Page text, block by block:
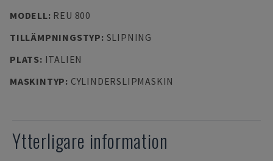
MODELL: REU 800
TILLÄMPNINGSTYP: SLIPNING
PLATS: ITALIEN
MASKINTYP: CYLINDERSLIPMASKIN
Ytterligare information